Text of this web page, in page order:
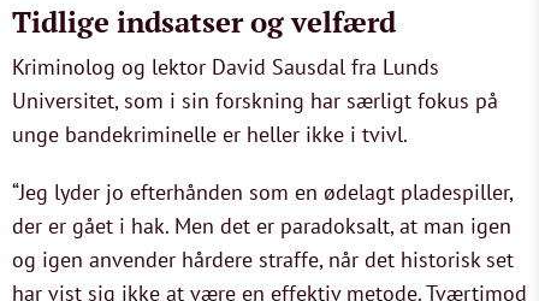
Tidlige indsatser og velfærd
Kriminolog og lektor David Sausdal fra Lunds
Universitet, som i sin forskning har særligt fokus på
unge bandekriminelle er heller ikke i tvivl.
“Jeg lyder jo efterhånden som en ødelagt pladespiller,
der er gået i hak. Men det er paradoksalt, at man igen
og igen anvender hårdere straffe, når det historisk set
har vist sig ikke at være en effektiv metode. Tværtimod